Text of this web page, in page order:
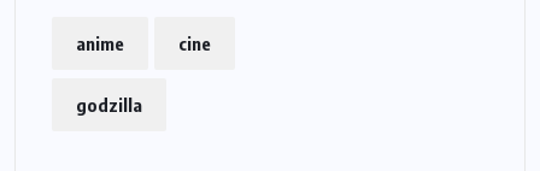
anime cine
godzilla